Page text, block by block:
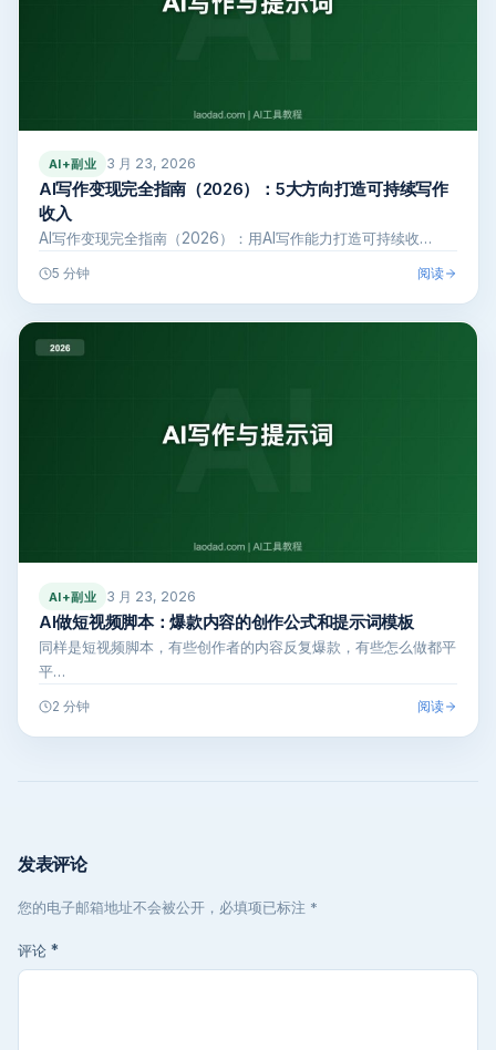
AI+副业 3 月 23, 2026
AI写作变现完全指南（2026）：5大方向打造可持续写作
收入
AI写作变现完全指南（2026）：用AI写作能力打造可持续收…
5 分钟 阅读
AI+副业 3 月 23, 2026
AI做短视频脚本：爆款内容的创作公式和提示词模板
同样是短视频脚本，有些创作者的内容反复爆款，有些怎么做都平
平…
2 分钟 阅读
发表评论
您的电子邮箱地址不会被公开，必填项已标注 *
评论 *